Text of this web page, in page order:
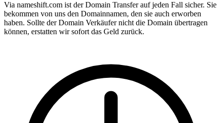
Via nameshift.com ist der Domain Transfer auf jeden Fall sicher. Sie
bekommen von uns den Domainnamen, den sie auch erworben
haben. Sollte der Domain Verkäufer nicht die Domain übertragen
können, erstatten wir sofort das Geld zurück.